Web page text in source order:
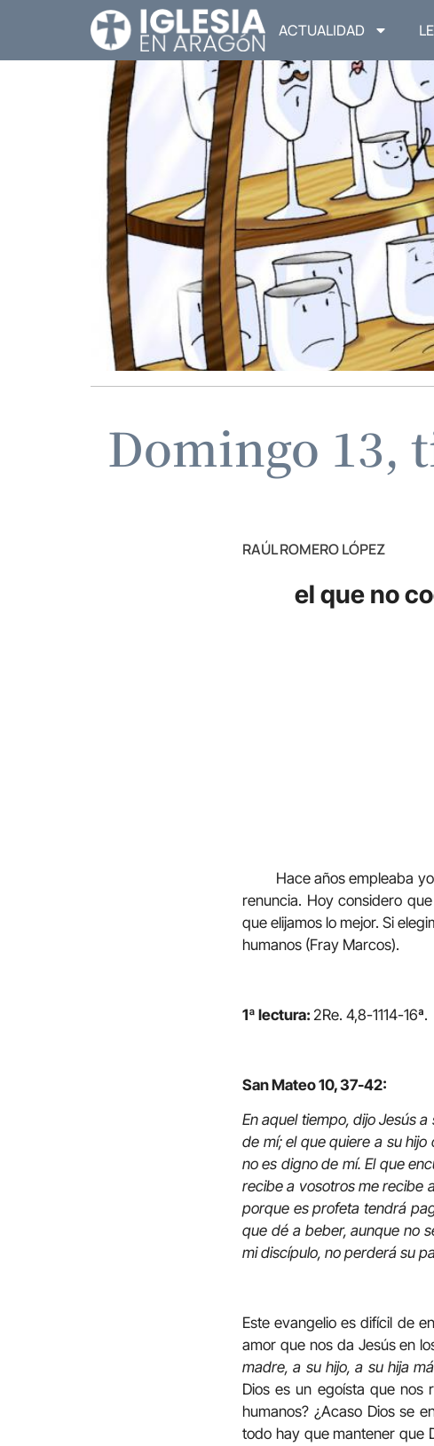
ACTUALIDAD
Domingo 13,
RAÚL ROMERO LÓPEZ
el que no
Hace años empleaba yo,
renuncia. Hoy considero
que elijamos lo mejor. Si
humanos (Fray Marcos).
1ª lectura: 2Re. 4,8-1114-16ª.
San Mateo 10, 37-42:
En aquel tiempo, dijo Jesús
de mí; el que quiere a su
no es digno de mí. El que
recibe a vosotros me recibe
porque es profeta tendrá
que dé a beber, aunque no
mi discípulo, no perderá su
Este evangelio es difícil de
amor que nos da Jesús en
madre, a su hijo, a su hija
Dios es un egoísta que nos
humanos? ¿Acaso Dios se
todo hay que mantener que